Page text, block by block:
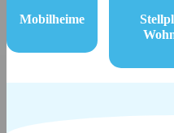
Mobilheime